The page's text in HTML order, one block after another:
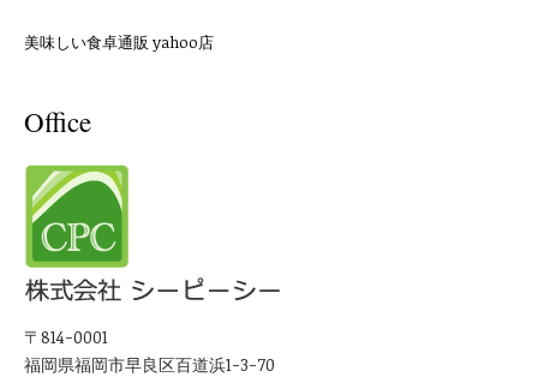
美味しい食卓通販 yahoo店
Office
〒814-0001
福岡県福岡市早良区百道浜1-3-70